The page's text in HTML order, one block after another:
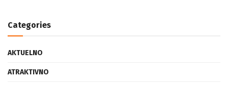
Categories
AKTUELNO
ATRAKTIVNO